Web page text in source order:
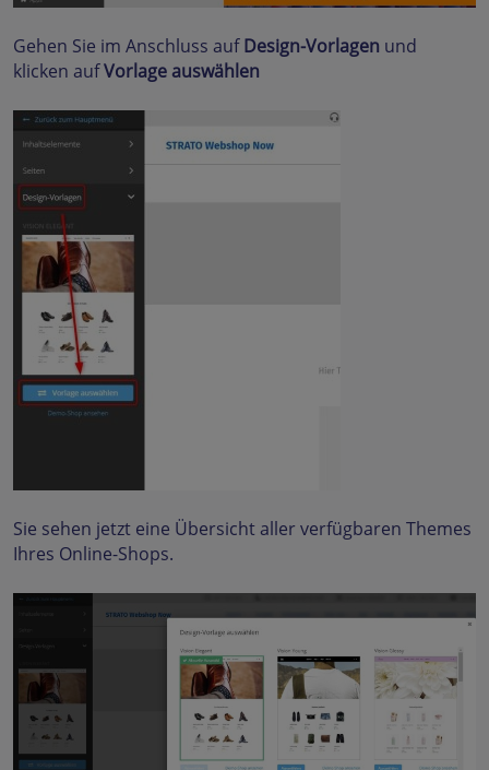
Gehen Sie im Anschluss aufDesign-Vorlagen und
klicken aufVorlage auswählen
Sie sehen jetzt eine Übersicht aller verfügbaren Themes
Ihres Online-Shops.